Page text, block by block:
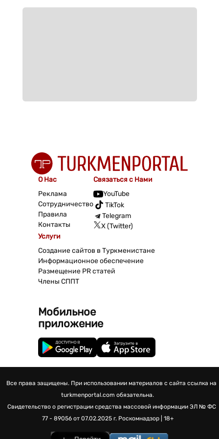
О Нас
Реклама
Сотрудничество
Правила
Контакты
Связаться с Нами
YouTube
TikTok
Telegram
X (Twitter)
Услуги
Создание сайтов в Туркменистане
Информационное обеспечение
Размещение PR статей
Члены СППТ
Мобильное
приложение
Все права защищены. При использовании материалов с сайта ссылка на
turkmenportal.com обязательна.
Свидетельство о регистрации средства массовой информации ЭЛ № ФС
77 - 89056 от 07.02.2025 г. Роскомнадзор | 18+